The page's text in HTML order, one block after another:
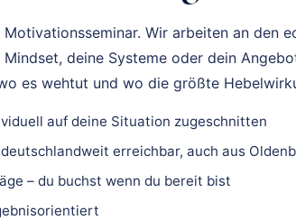
Wir arbeiten an den
deine Systeme oder dein
es wehtut und wo die größte
auf deine Situation zugeschnitten
erreichbar, auch aus
– du buchst wenn du bereit bist